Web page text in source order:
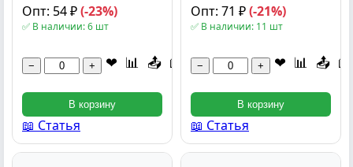
Опт: 54 ₽(-23%)
✅ В наличии: 6 шт
− + ❤ 📊 📤 📖
В корзину
📖 Статья
Опт: 71 ₽(-21%)
✅ В наличии: 11 шт
− + ❤ 📊 📤 📖
В корзину
📖 Статья